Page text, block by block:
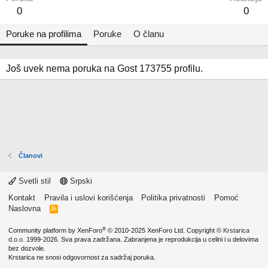
0 0
Poruke na profilima Poruke O članu
Još uvek nema poruka na Gost 173755 profilu.
Članovi
Svetli stil
Srpski
Kontakt
Pravila i uslovi korišćenja Politika privatnosti
Pomoć
Naslovna
R
Community platform by XenForo® © 2010-2025 XenForo Ltd. Copyright © Krstarica
d.o.o. 1999-2026. Sva prava zadržana. Zabranjena je reprodukcija u celini i u delovima
bez dozvole.
Krstarica ne snosi odgovornost za sadržaj poruka.